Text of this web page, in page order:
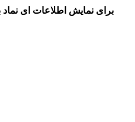
برای نمایش اطلاعات ای